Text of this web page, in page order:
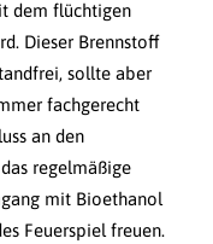
dem flüchtigen
Dieser Brennstoff
sollte aber
fachgerecht
an den
regelmäßige
mit Bioethanol
Feuerspiel freuen.